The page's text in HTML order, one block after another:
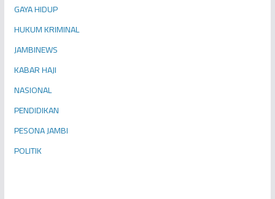
GAYA HIDUP
HUKUM KRIMINAL
JAMBINEWS
KABAR HAJI
NASIONAL
PENDIDIKAN
PESONA JAMBI
POLITIK